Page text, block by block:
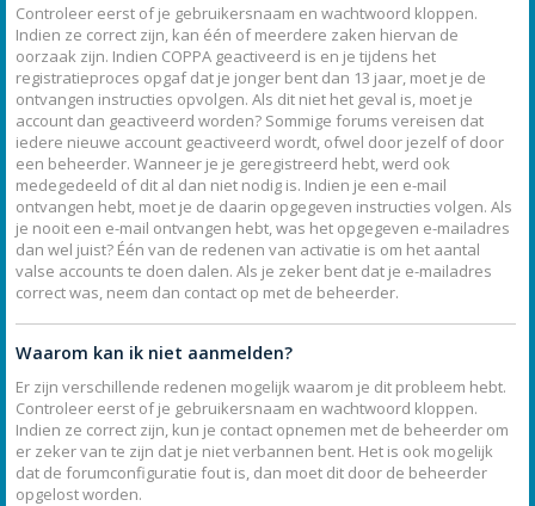
Controleer eerst of je gebruikersnaam en wachtwoord kloppen.
Indien ze correct zijn, kan één of meerdere zaken hiervan de
oorzaak zijn. Indien COPPA geactiveerd is en je tijdens het
registratieproces opgaf dat je jonger bent dan 13 jaar, moet je de
ontvangen instructies opvolgen. Als dit niet het geval is, moet je
account dan geactiveerd worden? Sommige forums vereisen dat
iedere nieuwe account geactiveerd wordt, ofwel door jezelf of door
een beheerder. Wanneer je je geregistreerd hebt, werd ook
medegedeeld of dit al dan niet nodig is. Indien je een e-mail
ontvangen hebt, moet je de daarin opgegeven instructies volgen. Als
je nooit een e-mail ontvangen hebt, was het opgegeven e-mailadres
dan wel juist? Één van de redenen van activatie is om het aantal
valse accounts te doen dalen. Als je zeker bent dat je e-mailadres
correct was, neem dan contact op met de beheerder.
Waarom kan ik niet aanmelden?
Er zijn verschillende redenen mogelijk waarom je dit probleem hebt.
Controleer eerst of je gebruikersnaam en wachtwoord kloppen.
Indien ze correct zijn, kun je contact opnemen met de beheerder om
er zeker van te zijn dat je niet verbannen bent. Het is ook mogelijk
dat de forumconfiguratie fout is, dan moet dit door de beheerder
opgelost worden.